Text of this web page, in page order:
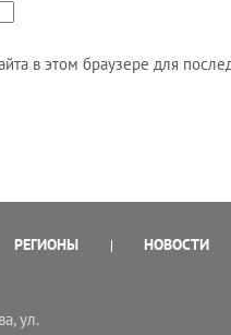
в этом браузере для
РЕГИОНЫ НОВОСТИ
ул.